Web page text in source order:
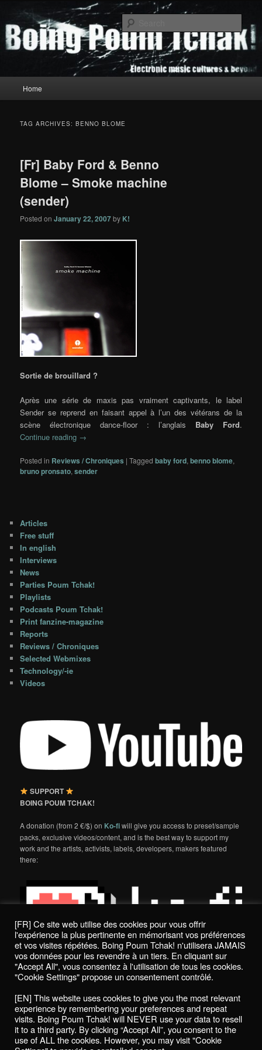
primary
content
secondary
contentBoing Poum Tchak!
Home
TAG ARCHIVES:BENNO BLOME
[Fr] Baby Ford & Benno
Blome – Smoke machine
(sender)
Posted onJanuary 22, 2007by K!
Sortie de brouillard ?
Après une série de maxis pas vraiment captivants, le label
Sender se reprend en faisant appel à l’un des vétérans de la
scène électronique dance-floor : l’anglais Baby Ford.
Continue reading →
Posted in Reviews / Chroniques |Tagged baby ford,benno blome,
bruno pronsato,sender
Articles
Free stuff
In english
Interviews
News
Parties Poum Tchak!
Playlists
Podcasts Poum Tchak!
Print fanzine-magazine
Reports
Reviews / Chroniques
Selected Webmixes
Technology/-ie
Videos
SUPPORT
BOING POUM TCHAK!
A donation (from 2 €/$) on Ko-fiwill give you access to preset/sample
packs, exclusive videos/content, and is the best way to support my
work and the artists, activists, labels, developers, makers featured
there:
Politique de confidentialité / Privacy Policy
Boing Poum Tchak! - 2022
[FR] Ce site web utilise des cookies pour vous offrir
l'expérience la plus pertinente en mémorisant vos préférences
et vos visites répétées. Boing Poum Tchak! n'utilisera JAMAIS
vos données pour les revendre à un tiers. En cliquant sur
"Accept All", vous consentez à l'utilisation de tous les cookies.
"Cookie Settings" propose un consentement contrôlé.
[EN] This website uses cookies to give you the most relevant
experience by remembering your preferences and repeat
visits. Boing Poum Tchak! will NEVER use your data to resell
it to a third party. By clicking “Accept All”, you consent to the
use of ALL the cookies. However, you may visit "Cookie